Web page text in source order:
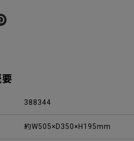
388344
約W505×D350×H195mm